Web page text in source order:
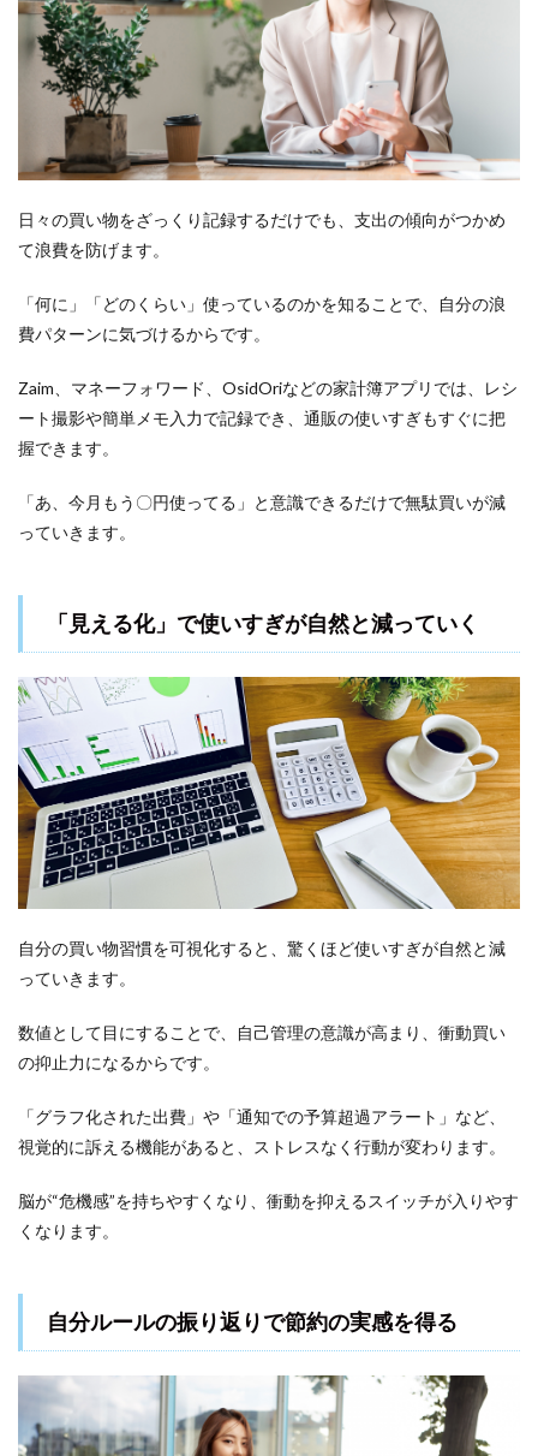
日々の買い物をざっくり記録するだけでも、支出の傾向がつかめ
て浪費を防げます。
「何に」「どのくらい」使っているのかを知ることで、自分の浪
費パターンに気づけるからです。
Zaim、マネーフォワード、OsidOriなどの家計簿アプリでは、レシ
ート撮影や簡単メモ入力で記録でき、通販の使いすぎもすぐに把
握できます。
「あ、今月もう〇円使ってる」と意識できるだけで無駄買いが減
っていきます。
「見える化」で使いすぎが自然と減っていく
自分の買い物習慣を可視化すると、驚くほど使いすぎが自然と減
っていきます。
数値として目にすることで、自己管理の意識が高まり、衝動買い
の抑止力になるからです。
「グラフ化された出費」や「通知での予算超過アラート」など、
視覚的に訴える機能があると、ストレスなく行動が変わります。
脳が“危機感”を持ちやすくなり、衝動を抑えるスイッチが入りやす
くなります。
自分ルールの振り返りで節約の実感を得る